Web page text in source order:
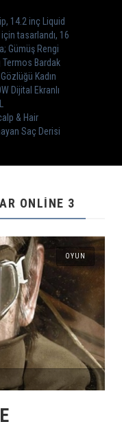
14.2 inç Liquid
tasarlandı, 16
Gümüş Rengi
Bardak
Kadın
Dijital Ekranlı
& Hair
Saç Derisi
ONLINE 3
OYUN